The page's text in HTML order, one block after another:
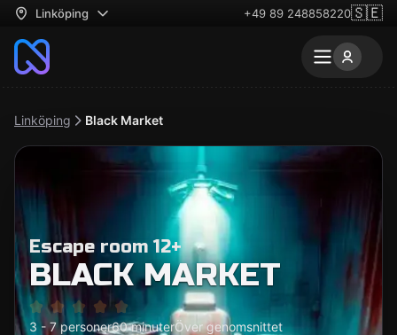
Linköping +49 89 248858220🇸🇪
Linköping Black Market
Escape room 12+
BLACK MARKET
3 - 7 personer60 minuterÖver genomsnittet